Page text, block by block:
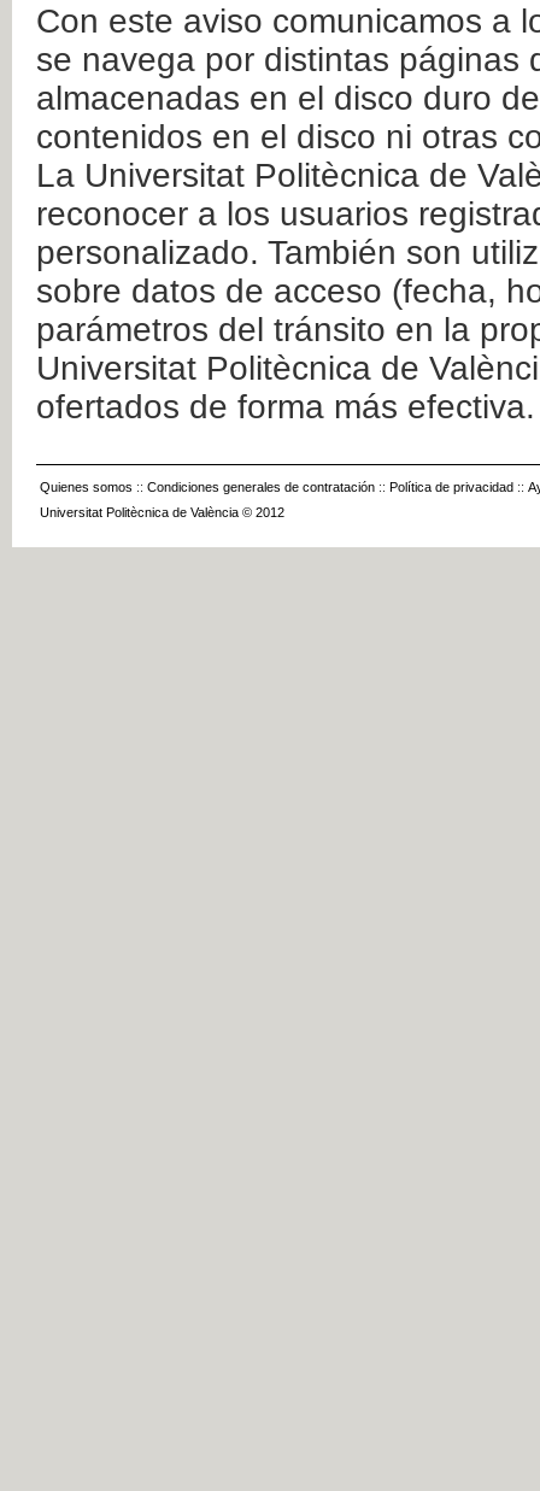
Con este aviso comunicamos a
se navega por distintas páginas
almacenadas en el disco duro
contenidos en el disco ni otras
La Universitat Politècnica de
reconocer a los usuarios
personalizado. También son
sobre datos de acceso (fecha,
parámetros del tránsito en la
Universitat Politècnica de
ofertados de forma más efectiva.
Quienes somos :: Condiciones generales de contratación :: Política de privacidad ::
Universitat Politècnica de València © 2012